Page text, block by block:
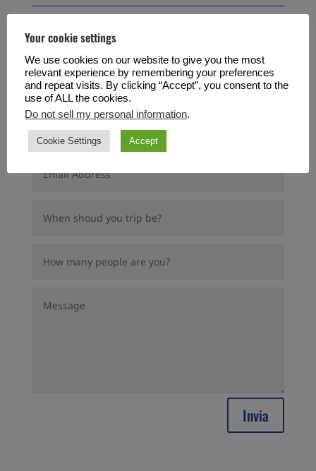
Oppure puoi compilare questo
modulo:
Invia
Your cookie settings
We use cookies on our website to give you the most
relevant experience by remembering your preferences
and repeat visits. By clicking “Accept”, you consent to the
use of ALL the cookies.
Do not sell my personal information.
Cookie Settings Accept